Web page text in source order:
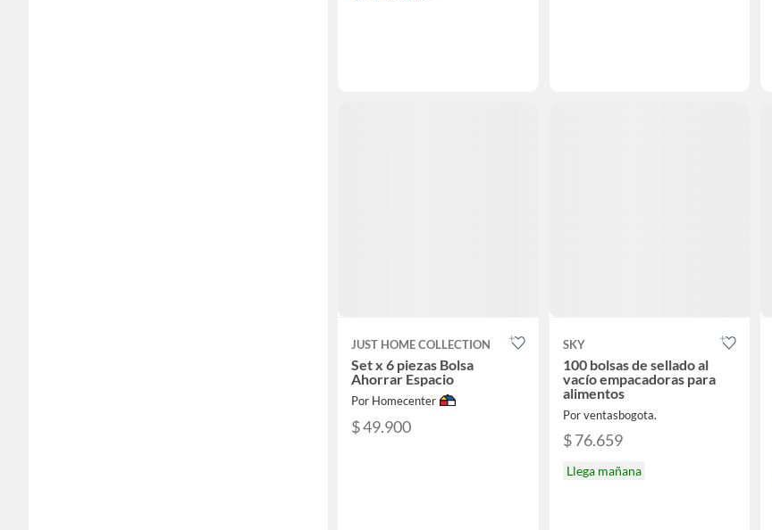
JUST HOME COLLECTION
Set x 6 piezas Bolsa
Ahorrar Espacio
Por Homecenter
$ 49.900
SKY
100 bolsas de sellado al
vacío empacadoras para
alimentos
Por ventasbogota.
$ 76.659
Llega mañana